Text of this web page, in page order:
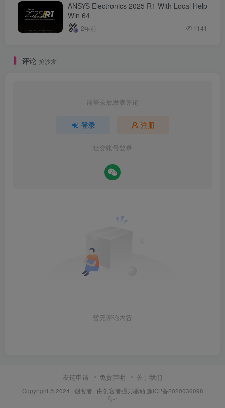
ANSYS Electronics 2025 R1 With Local Help
Win 64
2年前 1141
评论 抢沙发
请登录后发表评论
登录 注册
社交账号登录
暂无评论内容
友链申请 免责声明 关于我们
Copyright © 2024 · 创客者 · 由创客者强力驱动. 豫ICP备2020036098
号-1